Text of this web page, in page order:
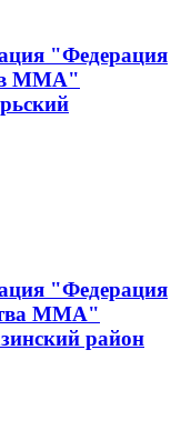
"Федерация
ММА"
"Федерация
ММА"
район